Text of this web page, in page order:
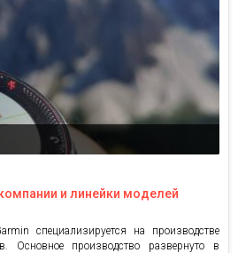
и линейки моделей
специализируется на производстве
Основное производство развернуто в